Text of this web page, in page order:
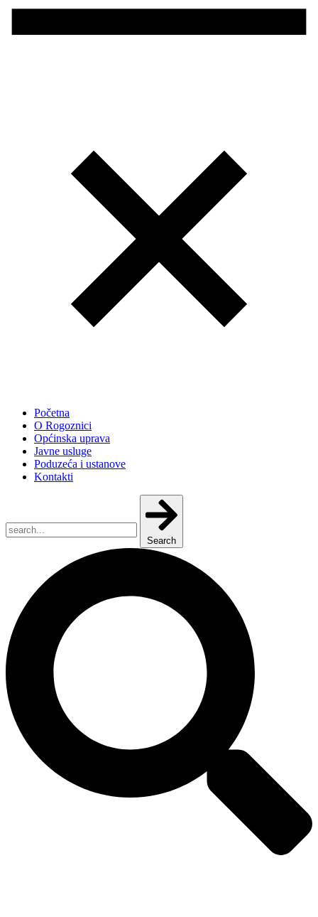
Početna
O Rogoznici
Općinska uprava
Javne usluge
Poduzeća i ustanove
Kontakti
Search